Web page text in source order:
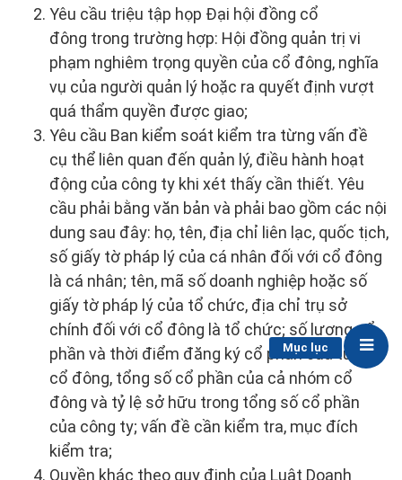
Mục lục
Yêu cầu triệu tập họp Đại hội đồng cổ
đông trong trường hợp: Hội đồng quản trị vi
phạm nghiêm trọng quyền của cổ đông, nghĩa
vụ của người quản lý hoặc ra quyết định vượt
quá thẩm quyền được giao;
Yêu cầu Ban kiểm soát kiểm tra từng vấn đề
cụ thể liên quan đến quản lý, điều hành hoạt
động của công ty khi xét thấy cần thiết. Yêu
cầu phải bằng văn bản và phải bao gồm các nội
dung sau đây: họ, tên, địa chỉ liên lạc, quốc tịch,
số giấy tờ pháp lý của cá nhân đối với cổ đông
là cá nhân; tên, mã số doanh nghiệp hoặc số
giấy tờ pháp lý của tổ chức, địa chỉ trụ sở
chính đối với cổ đông là tổ chức; số lượng cổ
phần và thời điểm đăng ký cổ phần của từng
cổ đông, tổng số cổ phần của cả nhóm cổ
đông và tỷ lệ sở hữu trong tổng số cổ phần
của công ty; vấn đề cần kiểm tra, mục đích
kiểm tra;
Quyền khác theo quy định của Luật Doanh